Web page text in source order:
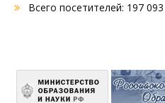
Всего посетителей: 197 093